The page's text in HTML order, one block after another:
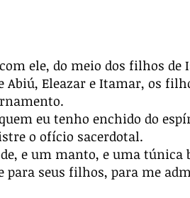
ele, do meio dos filhos de
Abiú, Eleazar e Itamar, os
eu tenho enchido do
o ofício sacerdotal.
e um manto, e uma
para seus filhos, para me